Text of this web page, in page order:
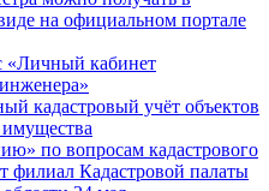
на официальном портале
«Личный кабинет
кадастровый учёт объектов
по вопросам кадастрового
филиал Кадастровой палаты